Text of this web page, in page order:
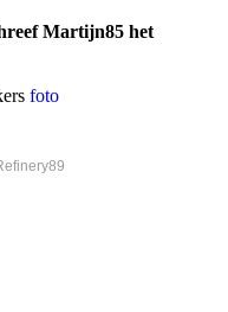
Martijn85 het
foto